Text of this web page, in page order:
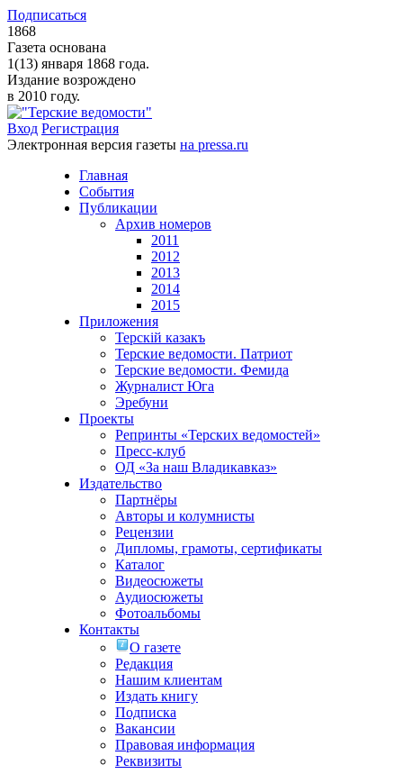
Подписаться
1868
Газета основана
1(13) января 1868 года.
Издание возрождено
в 2010 году.
Вход Регистрация
Электронная версия газеты на pressa.ru
Главная
События
Публикации
Архив номеров
2011
2012
2013
2014
2015
Приложения
Терскiй казакъ
Терские ведомости. Патриот
Терские ведомости. Фемида
Журналист Юга
Эребуни
Проекты
Репринты «Терских ведомостей»
Пресс-клуб
ОД «За наш Владикавказ»
Издательство
Партнёры
Авторы и колумнисты
Рецензии
Дипломы, грамоты, сертификаты
Каталог
Видеосюжеты
Аудиосюжеты
Фотоальбомы
Контакты
О газете
Редакция
Нашим клиентам
Издать книгу
Подписка
Вакансии
Правовая информация
Реквизиты